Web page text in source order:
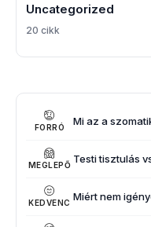
Uncategorized
20 cikk
FORRÓ Mi az a
MEGLEPŐ Testi tisztulás
KEDVENC Miért nem